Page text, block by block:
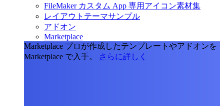
FileMaker カスタム App 専用アイコン素材集
レイアウトテーマサンプル
アドオン
Marketplace
Marketplace プロが作成したテンプレートやアドオンを
Marketplace で入手。
さらに詳しく